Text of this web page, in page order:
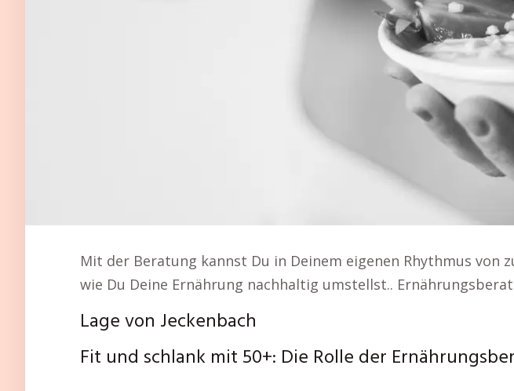
Mit der Beratung kannst Du in Deinem eigenen Rhythmus von
wie Du Deine Ernährung nachhaltig umstellst..
Lage von Jeckenbach
Fit und schlank mit 50+: Die Rolle der